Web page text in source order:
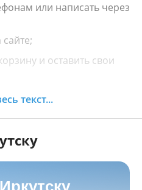
или написать через
сайте;
и оставить свои
с Вами в течение 30
картой, кредитной
в кассе нашего
текст...